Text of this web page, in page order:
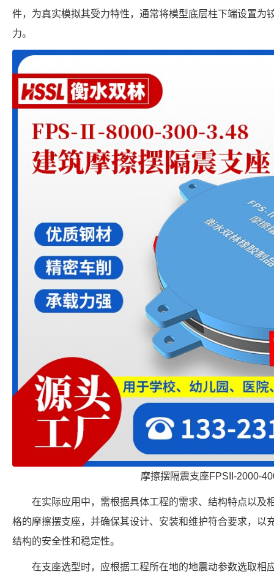
件，为真实模拟其受力特性，通常将模型底层柱下端设置为
力。
摩擦摆隔震支座FPSII-2000-
在实际应用中，需根据具体工程的需求、结构特点以及
格的摩擦摆支座，并确保其设计、安装和维护符合要求，以
结构的安全性和稳定性。
在支座选型时，应根据工程所在地的地震动参数选取相